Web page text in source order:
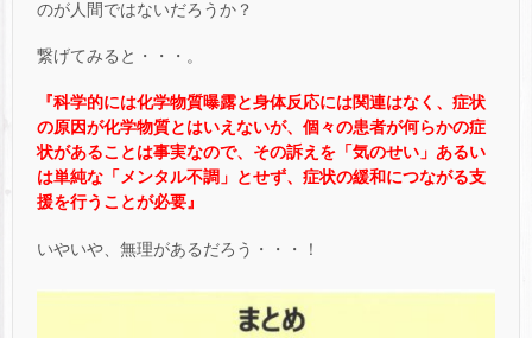
のが人間ではないだろうか？
繋げてみると・・・。
『科学的には化学物質曝露と身体反応には関連はなく、症状
の原因が化学物質とはいえないが、個々の患者が何らかの症
状があることは事実なので、その訴えを「気のせい」あるい
は単純な「メンタル不調」とせず、症状の緩和につながる支
援を行うことが必要』
いやいや、無理があるだろう・・・！